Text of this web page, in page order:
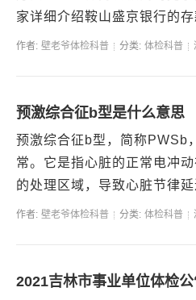
家详细介绍鞍山盛京银行的
山盛京银行活期存款利率非
作者: 壁老爷体检科普 分类: 体检科普
预激综合征b型是什么意思
预激综合征b型，简称PWSb
常。它是指心脏的正常电冲
的处理区域，导致心脏节律
失常的一种状态。PWSb可能
作者: 壁老爷体检科普 分类: 体检科普
2021吉林市事业单位体检